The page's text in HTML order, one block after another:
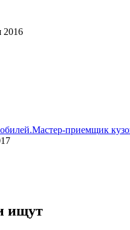
2016
приемщик
ищут